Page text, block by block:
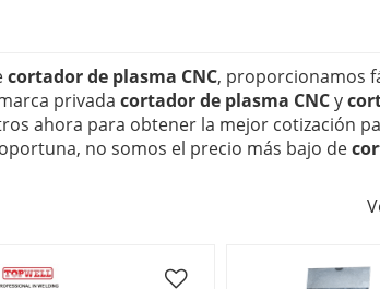
cortador de plasma CNC, proporcionamos
privada cortador de plasma CNCy
ahora para obtener la mejor cotización
no somos el precio más bajo de